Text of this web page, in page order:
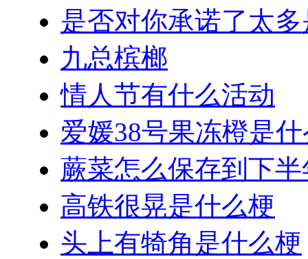
是否对你承诺了太
九总槟榔
情人节有什么活动
爱媛38号果冻橙是
蕨菜怎么保存到下半
高铁很晃是什么梗
头上有犄角是什么梗